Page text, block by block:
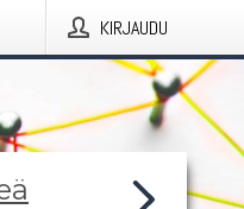
KIRJAUDU